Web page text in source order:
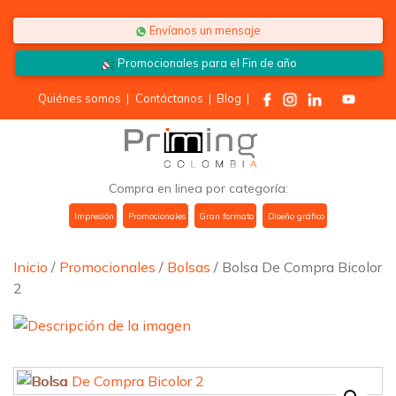
Envíanos un mensaje
Promocionales para elFin de año
Quiénes somos | Contáctanos | Blog |
Compra en linea por categoría:
Impresión Promocionales Gran formato Diseño gráfico
Inicio / Promocionales / Bolsas / Bolsa De Compra Bicolor
2